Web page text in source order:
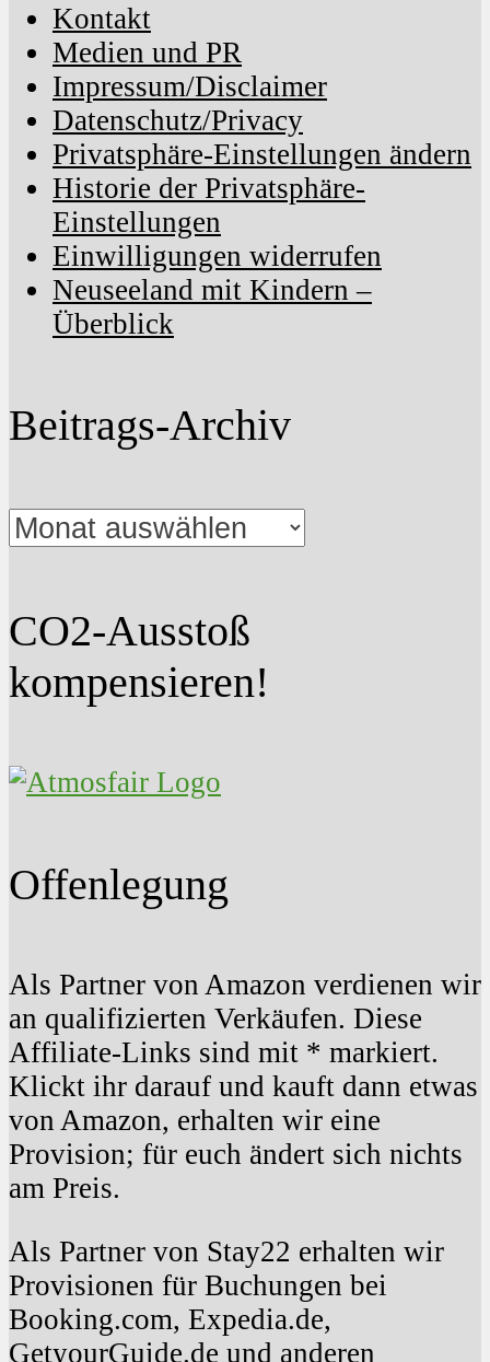
Kontakt
Medien und PR
Impressum/Disclaimer
Datenschutz/Privacy
Privatsphäre-Einstellungen ändern
Historie der Privatsphäre-
Einstellungen
Einwilligungen widerrufen
Neuseeland mit Kindern –
Überblick
Beitrags-Archiv
Beitrags-
Archiv
CO2-Ausstoß
kompensieren!
Offenlegung
Als Partner von Amazon verdienen wir
an qualifizierten Verkäufen. Diese
Affiliate-Links sind mit * markiert.
Klickt ihr darauf und kauft dann etwas
von Amazon, erhalten wir eine
Provision; für euch ändert sich nichts
am Preis.
Als Partner von Stay22 erhalten wir
Provisionen für Buchungen bei
Booking.com, Expedia.de,
GetyourGuide.de und anderen